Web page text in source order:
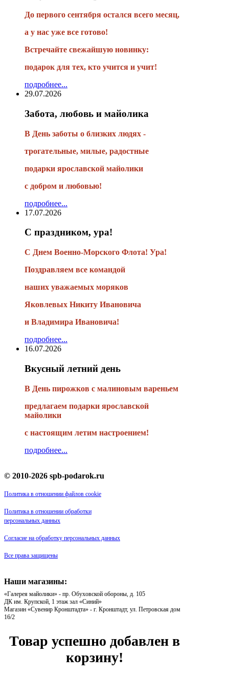
До первого сентября остался всего месяц,
а у нас уже все готово!
Встречайте свежайшую новинку:
подарок для тех, кто учится и учит!
подробнее...
29.07.2026
Забота, любовь и майолика
В День заботы о близких людях -
трогательные, милые, радостные
подарки ярославской майолики
с добром и любовью!
подробнее...
17.07.2026
С праздником, ура!
С Днем Военно-Морского Флота! Ура!
Поздравляем все командой
наших уважаемых моряков
Яковлевых Никиту Ивановича
и Владимира Ивановича!
подробнее...
16.07.2026
Вкусный летний день
В День пирожков с малиновым вареньем
предлагаем подарки ярославской
майолики
с настоящим летим настроением!
подробнее...
© 2010-2026 spb-podarok.ru
Политика в отношении файлов cookie
Политика в отношении обработки
персональных данных
Согласие на обработку персональных данных
Все права защищены
Наши магазины:
«Галерея майолики» - пр. Обуховской обороны, д. 105
ДК им. Крупской, 1 этаж зал «Синий»
Магазин «Сувенир Кронштадта» - г. Кронштадт, ул. Петровская дом
16/2
Товар успешно добавлен в
корзину!